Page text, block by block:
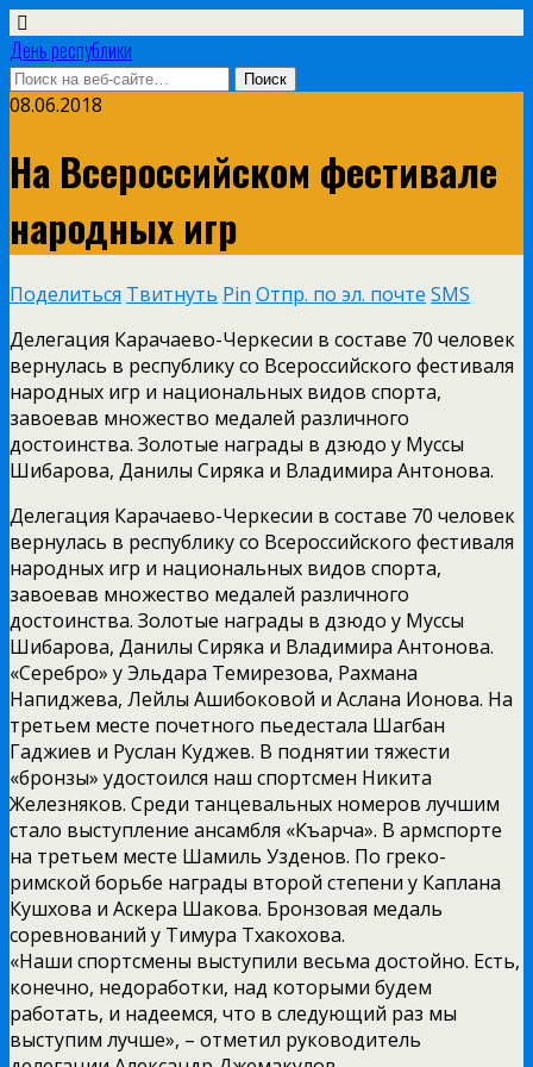
День республики
08.06.2018
На Всероссийском фестивале
народных игр
Поделиться Твитнуть Pin Отпр. по эл. почте SMS
Делегация Карачаево-Черкесии в составе 70 человек
вернулась в республику со Всероссийского фестиваля
народных игр и национальных видов спорта,
завоевав множество медалей различного
достоинства. Золотые награды в дзюдо у Муссы
Шибарова, Данилы Сиряка и Владимира Антонова.
Делегация Карачаево-Черкесии в составе 70 человек
вернулась в республику со Всероссийского фестиваля
народных игр и национальных видов спорта,
завоевав множество медалей различного
достоинства. Золотые награды в дзюдо у Муссы
Шибарова, Данилы Сиряка и Владимира Антонова.
«Серебро» у Эльдара Темирезова, Рахмана
Напиджева, Лейлы Ашибоковой и Аслана Ионова. На
третьем месте почетного пьедестала Шагбан
Гаджиев и Руслан Куджев. В поднятии тяжести
«бронзы» удостоился наш спортсмен Никита
Железняков. Среди танцевальных номеров лучшим
стало выступление ансамбля «Къарча». В армспорте
на третьем месте Шамиль Узденов. По греко-
римской борьбе награды второй степени у Каплана
Кушхова и Аскера Шакова. Бронзовая медаль
соревнований у Тимура Тхакохова.
«Наши спортсмены выступили весьма достойно. Есть,
конечно, недоработки, над которыми будем
работать, и надеемся, что в следующий раз мы
выступим лучше», – отметил руководитель